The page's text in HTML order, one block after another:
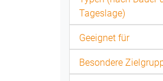
Tageslage)
Geeignet für
Besondere